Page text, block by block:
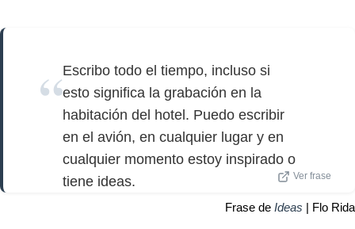
Escribo todo el tiempo, incluso si
esto significa la grabación en la
habitación del hotel. Puedo escribir
en el avión, en cualquier lugar y en
cualquier momento estoy inspirado o
tiene ideas.
Ver frase
Frase de Ideas | Flo Rida